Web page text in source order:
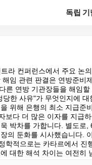
독립
라 컨퍼런스에서 주요 논
임 관련 판결은 연방준
른 연방 기관장들을 해임
한 사유"가 무엇인지에
위해 은행의 최소 지급
보다 더 많은 이자를 지급
박차를 가합니다. 별도로
의 둔화를 시사했습니다.
학적으로는 카타르에서
대한 해석 차이는 여전히